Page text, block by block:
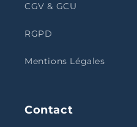
CGV & GCU
RGPD
Mentions Légales
Contact